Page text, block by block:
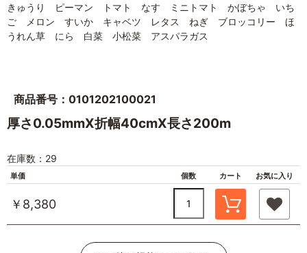
きゅうり ピーマン トマト なす ミニトマト かぼちゃ いち
ご メロン すいか キャベツ レタス ねぎ ブロッコリー ほ
うれん草 にら 白菜 小松菜 アスパラガス
商品番号：0101202100021
厚さ0.05mmX折幅40cmX長さ200m
在庫数：29
単価 個数 カート お気に入り
￥8,380